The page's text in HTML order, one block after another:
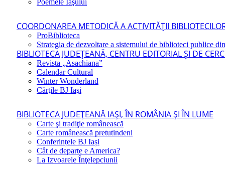
Poemele Iaşului
COORDONAREA METODICĂ A ACTIVITĂŢII
ProBiblioteca
Strategia de dezvoltare a sistemului de biblioteci publice
BIBLIOTECA JUDEŢEANĂ, CENTRU EDITORIAL ŞI DE
Revista „Asachiana”
Calendar Cultural
Winter Wonderland
Cărţile BJ Iaşi
BIBLIOTECA JUDEŢEANĂ IAŞI, ÎN ROMÂNIA ŞI ÎN LUME
Carte şi tradiţie românească
Carte românească pretutindeni
Conferințele BJ Iași
Cât de departe e America?
La Izvoarele Înţelepciunii